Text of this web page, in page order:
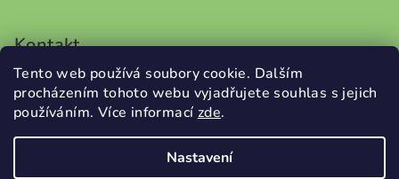
Tento web používá soubory cookie. Dalším
procházením tohoto webu vyjadřujete souhlas s jejich
používáním. Více informací zde.
Nastavení
Kontakt
info @ dobrodilo.cz
+420732707987